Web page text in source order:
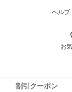
ヘルプ
お
割引クーポン